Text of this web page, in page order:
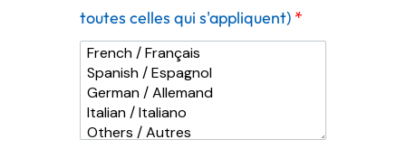
toutes celles qui s'appliquent) *